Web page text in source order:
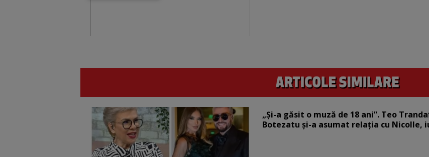
„Și-a găsit o muză de 18 ani”. Teo
Botezatu și-a asumat relația cu Nicolle,